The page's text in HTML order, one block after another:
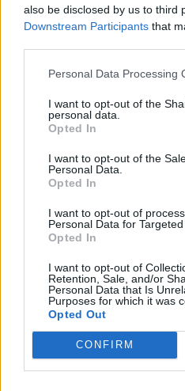
also be disclosed by us to third
Downstream Participants that
Personal Data Processing
I want to opt-out of the
personal data.
Opted In
I want to opt-out of the
Personal Data.
Opted In
I want to opt-out of
Personal Data for Targeted
Opted In
I want to opt-out of
Retention, Sale, and/or
Personal Data that Is
Purposes for which it was
Opted Out
CONFIRM